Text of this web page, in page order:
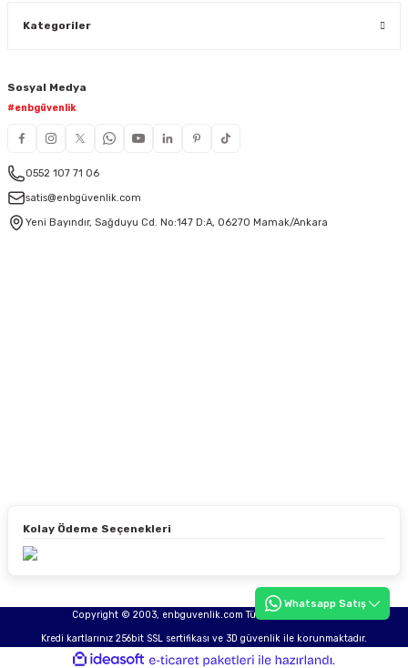
Kategoriler
Sosyal Medya
#enbgüvenlik
0552 107 71 06
satis@enbgüvenlik.com
Yeni Bayındır, Sağduyu Cd. No:147 D:A, 06270 Mamak/Ankara
Kolay Ödeme Seçenekleri
Copyright © 2003, enbguvenlik.com Tüm hakları saklıdır.
Kredi kartlarınız 256bit SSL sertifikası ve 3D güvenlik ile korunmaktadır.
Whatsapp Satış
ideasoft e-